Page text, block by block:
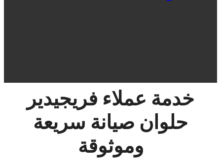
خدمة عملاء فريجيدير
حلوان صيانة سريعة
وموثوقة